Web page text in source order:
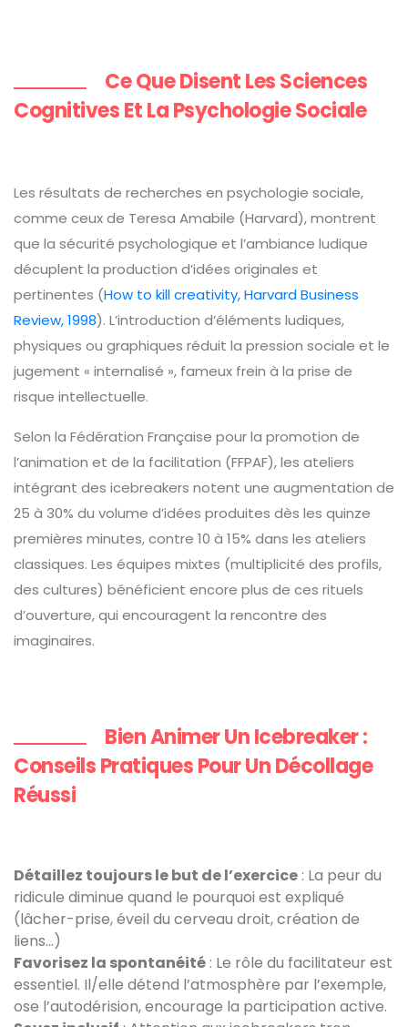
Ce Que Disent Les Sciences
Cognitives Et La Psychologie Sociale
Les résultats de recherches en psychologie sociale,
comme ceux de Teresa Amabile (Harvard), montrent
que la sécurité psychologique et l’ambiance ludique
décuplent la production d’idées originales et
pertinentes (How to kill creativity, Harvard Business
Review, 1998). L’introduction d’éléments ludiques,
physiques ou graphiques réduit la pression sociale et le
jugement « internalisé », fameux frein à la prise de
risque intellectuelle.
Selon la Fédération Française pour la promotion de
l’animation et de la facilitation (FFPAF), les ateliers
intégrant des icebreakers notent une augmentation de
25 à 30% du volume d’idées produites dès les quinze
premières minutes, contre 10 à 15% dans les ateliers
classiques. Les équipes mixtes (multiplicité des profils,
des cultures) bénéficient encore plus de ces rituels
d’ouverture, qui encouragent la rencontre des
imaginaires.
Bien Animer Un Icebreaker :
Conseils Pratiques Pour Un Décollage
Réussi
Détaillez toujours le but de l’exercice : La peur du
ridicule diminue quand le pourquoi est expliqué
(lâcher-prise, éveil du cerveau droit, création de
liens...)
Favorisez la spontanéité : Le rôle du facilitateur est
essentiel. Il/elle détend l’atmosphère par l’exemple,
ose l’autodérision, encourage la participation active.